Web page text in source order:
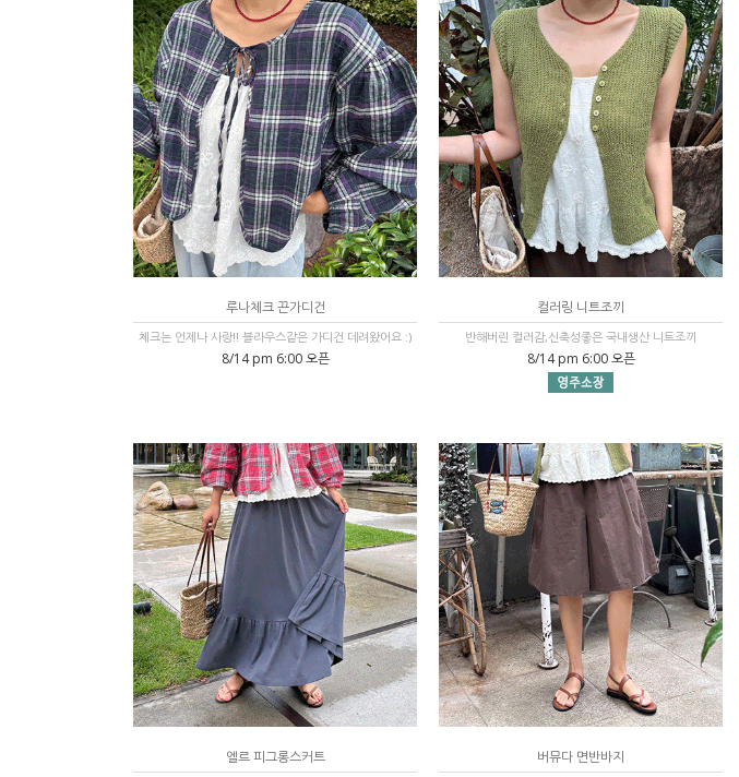
루나체크 끈가디건
체크는 언제나 사랑!! 블라우스같은 가디건 데려왔어요 :)
8/14 pm 6:00 오픈
컬러링 니트조끼
반해버린 컬러감,신축성좋은 국내생산 니트조끼
8/14 pm 6:00 오픈
엘르 피그롱스커트 버뮤다 면반바지